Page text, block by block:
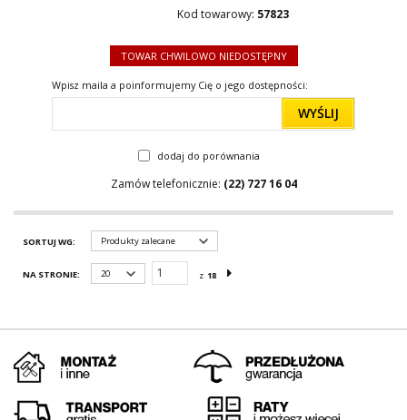
Kod towarowy: 57823
TOWAR CHWILOWO NIEDOSTĘPNY
Wpisz maila a poinformujemy Cię o jego dostępności:
WYŚLIJ
dodaj do porównania
Zamów telefonicznie: (22) 727 16 04
SORTUJ WG: Produkty zalecane
NA STRONIE: 20 z 18